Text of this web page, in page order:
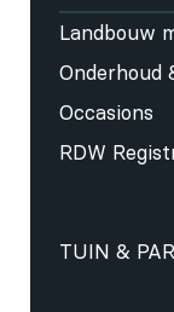
Landbouw
Onderhoud
Occasions
RDW
TUIN &